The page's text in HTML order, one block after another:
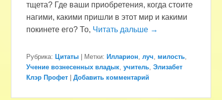
тщета? Где ваши приобретения, когда стоите
нагими, какими пришли в этот мир и какими
покинете его? То, Читать дальше →
Рубрика: Цитаты Метки: Илларион,луч, милость,
Учение вознесенных владык,учитель,Элизабет
Клэр Профет
|Добавить комментарий